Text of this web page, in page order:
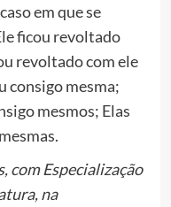
em que se
ficou revoltado
revoltado com ele
consigo mesma;
mesmos; Elas
com Especialização
na